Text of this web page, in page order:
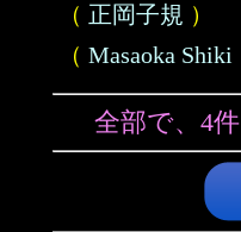
（ 正岡子規 ）
（ Masaoka Shiki
全部で、4件